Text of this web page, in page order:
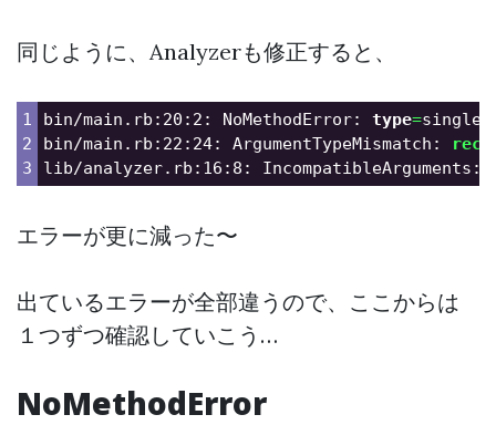
同じように、Analyzerも修正すると、
1
2
bin/main.rb:20:2: NoMethodError: type=
bin/main.rb:22:24: ArgumentTypeMismatch:
lib/analyzer.rb:16:8: IncompatibleArguments:
エラーが更に減った〜
出ているエラーが全部違うので、ここからは
１つずつ確認していこう…
NoMethodError